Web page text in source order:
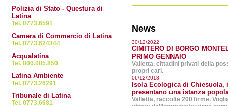
Polizia di Stato - Questura di
Latina
Tel. 0773.6591
Camera di Commercio di Latina
Tel. 0773.624344
Acqualatina
Tel. 800.085.850
Latina Ambiente
Tel. 0773.26291
Tribunale di Latina
Tel. 0773.6681
News
30/12/2022
CIMITERO DI BORGO
PRIMO GENNAIO
Valletta, cittadini privati della
propri cari.
06/12/2018
Isola Ecologica di Chiesuola,
presentano una istanza
Valletta, raccolte 200 firme.